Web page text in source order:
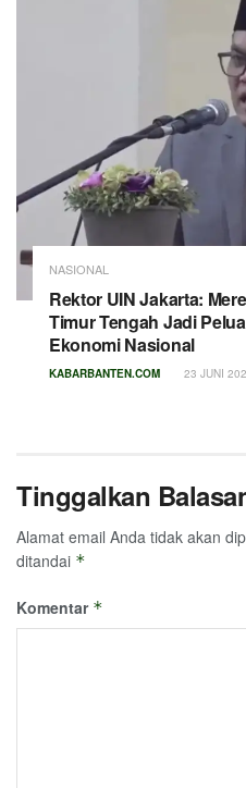
NASIONAL
Rektor UIN Jakarta:
Timur Tengah Jadi
Ekonomi Nasional
KABARBANTEN.COM 23 JUNI
Tinggalkan
Alamat email Anda tidak akan
ditandai *
Komentar *